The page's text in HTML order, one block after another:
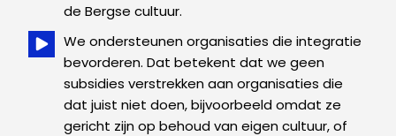
de Bergse cultuur.
We ondersteunen organisaties die integratie
bevorderen. Dat betekent dat we geen
subsidies verstrekken aan organisaties die
dat juist niet doen, bijvoorbeeld omdat ze
gericht zijn op behoud van eigen cultuur, of